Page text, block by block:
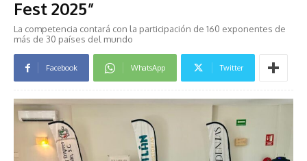
Fest 2025”
La competencia contará con la participación de 160 exponentes de
más de 30 países del mundo
Facebook WhatsApp Twitter